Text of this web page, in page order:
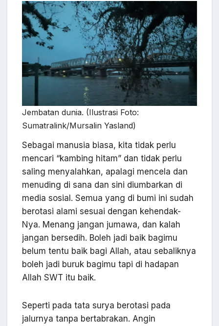
Jembatan dunia. (Ilustrasi Foto:
Sumatralink/Mursalin Yasland)
Sebagai manusia biasa, kita tidak perlu
mencari “kambing hitam” dan tidak perlu
saling menyalahkan, apalagi mencela dan
menuding di sana dan sini diumbarkan di
media sosial. Semua yang di bumi ini sudah
berotasi alami sesuai dengan kehendak-
Nya. Menang jangan jumawa, dan kalah
jangan bersedih. Boleh jadi baik bagimu
belum tentu baik bagi Allah, atau sebaliknya
boleh jadi buruk bagimu tapi di hadapan
Allah SWT itu baik.
Seperti pada tata surya berotasi pada
jalurnya tanpa bertabrakan. Angin